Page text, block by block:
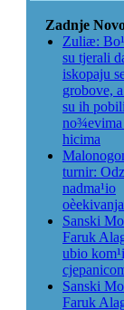
Zadnje
Zuliæ:
su tjerali
iskopaju
grobove,
su ih pobili
hicima
turnir:
nadma¹io
oèekivanja
Sanski
Faruk
ubio
Sanski
Faruk